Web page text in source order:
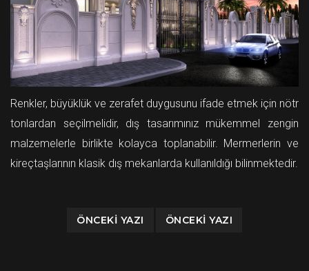
Renkler, büyüklük ve zerafet duygusunu ifade etmek için nötr
tonlardan seçilmelidir, dış tasarımınız mükemmel zengin
malzemelerle birlikte kolayca toplanabilir. Mermerlerin ve
kireçtaşlarının klasik dış mekanlarda kullanıldığı bilinmektedir.
ÖNCEKI YAZI ÖNCEKI YAZI